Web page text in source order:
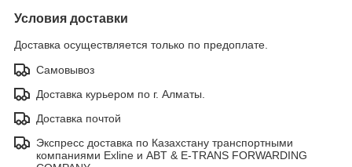
Условия доставки
Доставка осуществляется только по предоплате.
Самовывоз
Доставка курьером по г. Алматы.
Доставка почтой
Экспресс доставка по Казахстану транспортными
компаниями Exline и ABT & E-TRANS FORWARDING